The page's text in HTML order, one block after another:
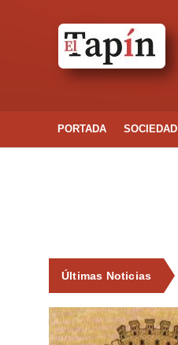
PORTADA SOCIEDAD
Últimas Noticias